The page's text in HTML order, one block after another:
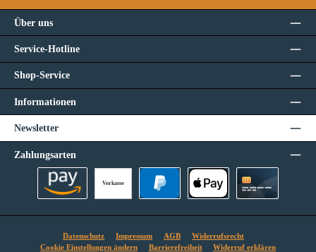
Über uns
Service-Hotline
Shop-Service
Informationen
Newsletter
Zahlungsarten
Vorkasse
Datenschutz Impressum AGB
Widerrufsrecht
Cookie Einstellungen ändern
Barrierefreiheit Widerruf erklären